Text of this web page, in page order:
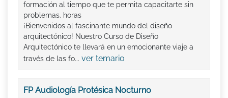
formación al tiempo que te permita capacitarte sin
problemas. horas
¡Bienvenidos al fascinante mundo del diseño
arquitectónico! Nuestro Curso de Diseño
Arquitectónico te llevará en un emocionante viaje a
través de las fo... ver temario
FP Audiología Protésica Nocturno